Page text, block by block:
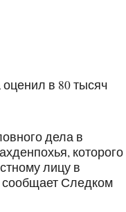
в 80 тысяч
дела в
которого
лицу в
сообщает Следком